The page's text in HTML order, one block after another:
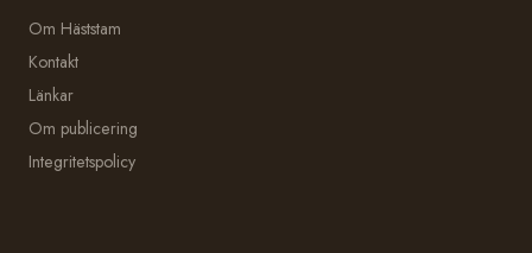
Om Häststam
Kontakt
Länkar
Om publicering
Integritetspolicy